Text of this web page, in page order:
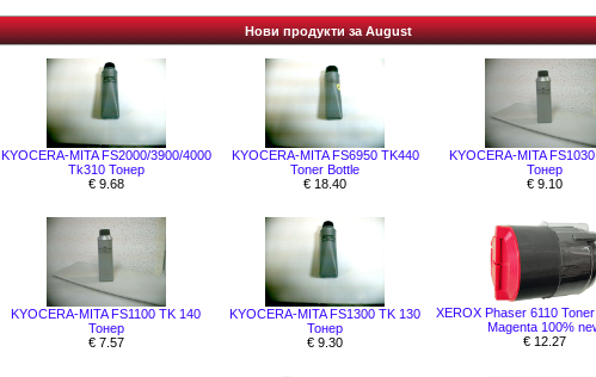
Нови продукти за August
KYOCERA-MITA FS2000/3900/4000
Tk310 Тонер
€ 9.68
KYOCERA-MITA FS6950 TK440
Toner Bottle
€ 18.40
KYOCERA-MITA
Тонер
€ 9.10
KYOCERA-MITA FS1100 TK 140
Тонер
€ 7.57
KYOCERA-MITA FS1300 TK 130
Тонер
€ 9.30
XEROX Phaser 6110
Magenta 100%
€ 12.27